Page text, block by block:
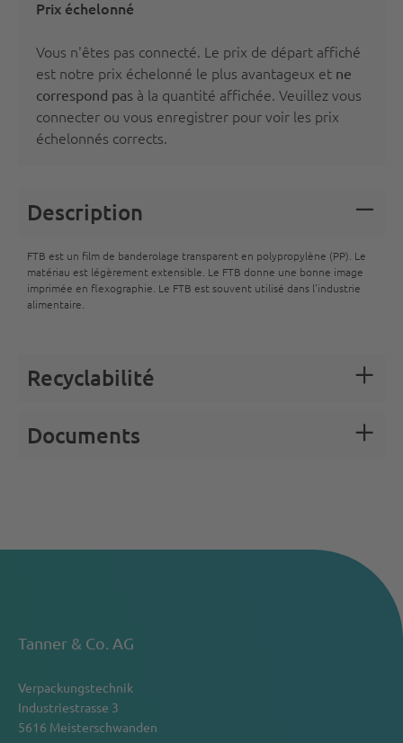
Prix échelonné
Vous n'êtes pas connecté. Le prix de départ affiché
est notre prix échelonné le plus avantageux et ne
correspond pas à la quantité affichée. Veuillez vous
connecter ou vous enregistrer pour voir les prix
échelonnés corrects.
Description
FTB est un film de banderolage transparent en polypropylène (PP). Le
matériau est légèrement extensible. Le FTB donne une bonne image
imprimée en flexographie. Le FTB est souvent utilisé dans l'industrie
alimentaire.
Recyclabilité
Documents
Tanner & Co. AG
Verpackungstechnik
Industriestrasse 3
5616 Meisterschwanden